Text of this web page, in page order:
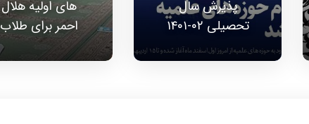
پذیرش سال
تحصیلی ۰۲-۱۴۰۱
های اولیه هلال
احمر برای طلاب